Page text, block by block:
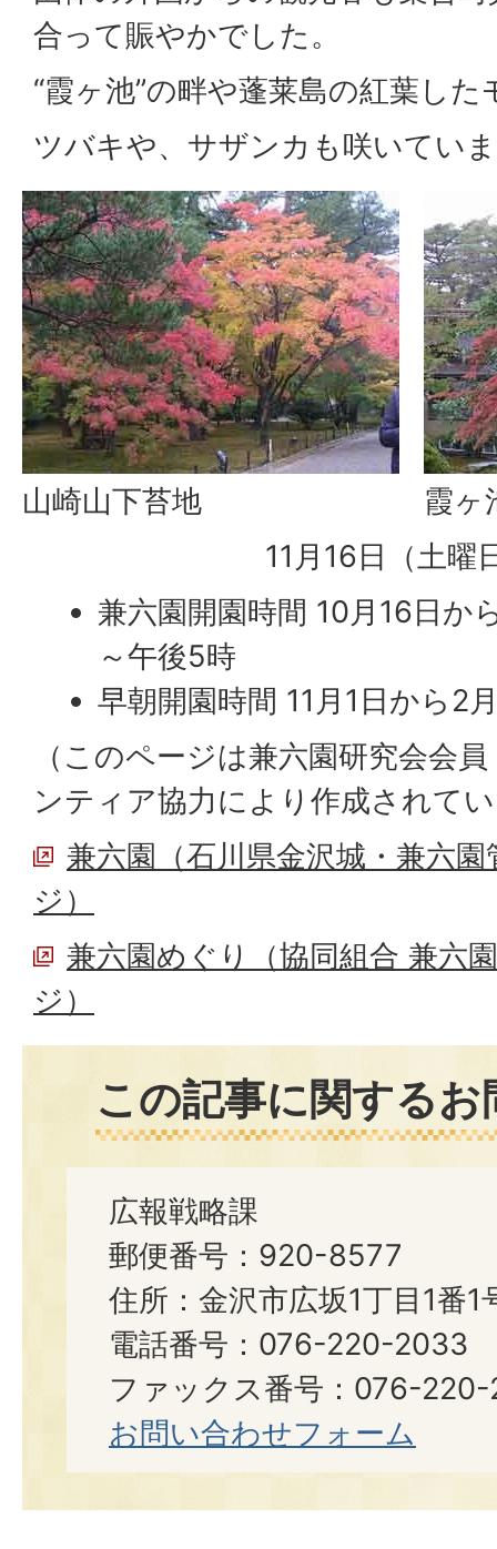
合って賑やかでした。
“霞ヶ池”の畔や蓬莱島の紅葉し
ツバキや、サザンカも咲いてい
山崎山下苔地
霞ヶ
11月16日（土曜
兼六園開園時間 10月16日か
～午後5時
早朝開園時間 11月1日から2
（このページは兼六園研究会会
ンティア協力により作成されて
兼六園（石川県金沢城・兼六
ジ）
兼六園めぐり（協同組合 兼六
ジ）
この記事に関する
広報戦略課
郵便番号：920-8577
住所：金沢市広坂1丁目1番1
電話番号：076-220-2033
ファックス番号：076-
お問い合わせフォーム